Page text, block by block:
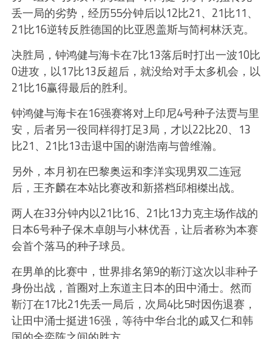
丢一局的劣势，经历55分钟后以12比21、21比11、
21比16逆转反胜德国的比亚恩盖斯与简柯林沃克。
决胜局，钟鸿健与海卡在7比13落后时打出一波10比
0进攻，以17比13反超后，就没给对手太多机会，以
21比16赢得最后的胜利。
钟鸿健与海卡在16强赛将对上印尼4号种子法贾与里
安，后者另一役同样得打足3局，才以22比20、13
比21、21比13击退中国的谢浩南与曾维瀚。
另外，本月初在巴黎奥运和李洋实现男双二连冠
后，王齐麟在本站比赛改和新搭档邱相榤出战。
两人在33分钟内以21比16、21比13力克主场作战的
日本6号种子保木卓朗与小林优吾，让后者称为本赛
会首个落马的种子球员。
在男单的比赛中，世界排名第9的靳汀这次以非种子
身份出战，首圈对上东道主日本的田中涌士。然而
靳汀在17比21先丢一局后，次局4比5时因伤退赛，
让田中涌士挺进16强，等待中华台北的戚又仁和韩